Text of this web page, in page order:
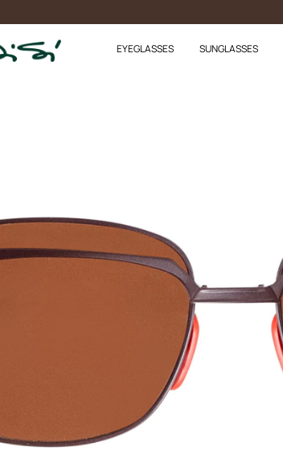
EYEGLASSES SUNGLASSES